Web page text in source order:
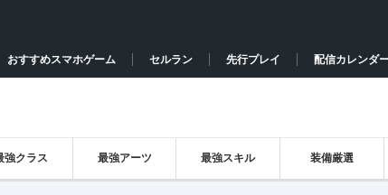
おすすめスマホゲーム セルラン 先行プレイ 配信カレンダ
強クラス 最強アーツ 最強スキル 装備厳選